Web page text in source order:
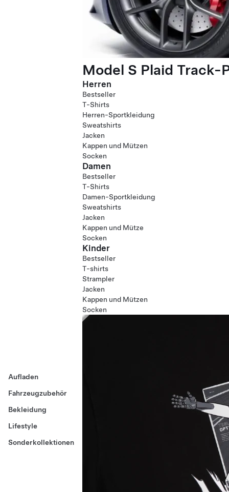
Aufladen
Fahrzeugzubehör
Bekleidung
Lifestyle
Sonderkollektionen
Model S Plaid Track-
Herren
Bestseller
T-Shirts
Herren-Sportkleidung
Sweatshirts
Jacken
Kappen und Mützen
Socken
Damen
Bestseller
T-Shirts
Damen-Sportkleidung
Sweatshirts
Jacken
Kappen und Mütze
Socken
Kinder
Bestseller
T-shirts
Strampler
Jacken
Kappen und Mützen
Socken